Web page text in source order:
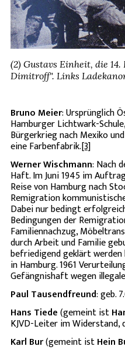
(2) Gustavs Einheit, die
Dimitroff". Links
Bruno Meier: Ursprünglich
Hamburger Lichtwark-
Bürgerkrieg nach Mexiko
eine Farbenfabrik.[3]
Werner Wischmann: Nach
Haft. Im Juni 1945 im
Reise von Hamburg nach
Remigration
Dabei nur bedingt
Bedingungen der
Familiennachzug,
durch Arbeit und Familie
befriedigend geklärt werden
in Hamburg. 1961
Gefängnishaft wegen
Paul Tausendfreund: geb.
Hans Tiede(gemeint ist
KJVD-Leiter im Widerstand,
Karl Bur(gemeint istHein